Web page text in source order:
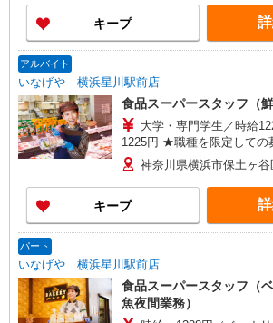
キープ
アルバイト
いなげや 横浜星川駅前店
食品スーパースタッフ（鮮
大学・専門学生／時給
1225円 ★職種を限定しての募集のため、勤務時
間・曜日の項目をご確認く
神奈川県横浜市保土ヶ谷
キープ
パート
いなげや 横浜星川駅前店
食品スーパースタッフ（
魚夜間業務）